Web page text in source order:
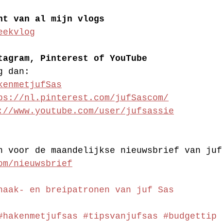
van al mijn vlogs
Pinterest of YouTube
dan:
nl.pinterest.com/jufSascom/
www.youtube.com/user/jufsassie
de maandelijkse nieuwsbrief van juf
nieuwsbrief
en breipatronen van juf Sas
#tipsvanjufsas #budgettip